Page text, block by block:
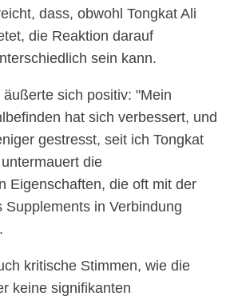
dass, obwohl Tongkat Ali
die Reaktion darauf
sein kann.
sich positiv: "Mein
hat sich verbessert, und
gestresst, seit ich Tongkat
die
Eigenschaften, die oft mit der
Supplements in Verbindung
kritische Stimmen, wie die
keine signifikanten